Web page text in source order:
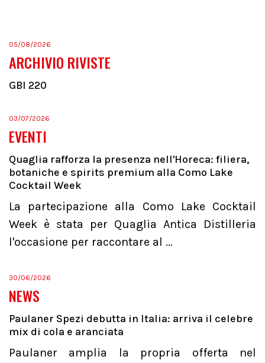
05/08/2026
ARCHIVIO RIVISTE
GBI 220
03/07/2026
EVENTI
Quaglia rafforza la presenza nell'Horeca: filiera,
botaniche e spirits premium alla Como Lake
Cocktail Week
La partecipazione alla Como Lake Cocktail
Week è stata per Quaglia Antica Distilleria
l'occasione per raccontare al ...
30/06/2026
NEWS
Paulaner Spezi debutta in Italia: arriva il celebre
mix di cola e aranciata
Paulaner amplia la propria offerta nel